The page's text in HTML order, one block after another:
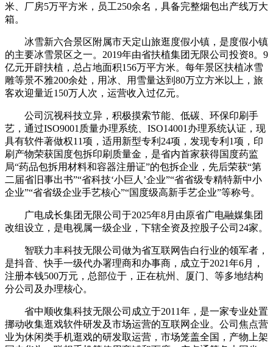
米、厂房5万平方米，员工250余名，具备完整烟包出产线万大
箱。
冰雪新六合景区附属市天定山旅逛度假小镇，是度假小镇
的主要冰雪景区之一。2019年由省扶植集团无限公司投资8。9
亿元开辟扶植，总占地面积156万平方米。每年景区扶植冰雪
雕等景不雅200余处，用冰、用雪量达到80万立方米以上，旅
客欢迎量近150万人次，运营收入过亿元。
公司沉视科技立异，积极摸索节能、低碳、环保印刷手
艺，通过ISO9001质量办理系统、ISO14001办理系统认证，现
具有软件著做权11项，适用新型专利24项，发现专利1项，印
刷产物荣获国度包拆印刷质量金，是省内首家获得国度药监
局“药品包拆用材料和容器注册证”的包拆企业，先后荣获“第
二届省旧事出书”“省科技‘小巨人’企业”“省省级专精特新中小
企业”“省省级企业手艺核心”“国度级高新手艺企业”等称号。
广电成长集团无限公司于2025年8月由原省广电融媒集团
改组设立，是电视属一级企业，下辖全资及控股子公司24家。
智联力丰科技无限公司做为省互联网告白行业的领军者，
是抖音、快手一级代办署理商和办事商，成立于2021年6月，
注册本钱500万元，总部位于，正在杭州、厦门、等多地结构
分公司及办理核心。
省中顺收集科技无限公司成立于2011年，是一家专业处置
挪动收集逛戏软件研发及市场运营的互联网企业。公司焦点营
业为休闲类手机逛戏的研发取运营，市场笼盖全国，产物上架